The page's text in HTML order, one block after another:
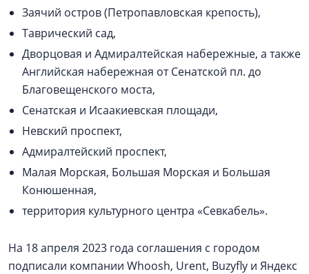
Заячий остров (Петропавловская крепость),
Таврический сад,
Дворцовая и Адмиралтейская набережные, а также
Английская набережная от Сенатской пл. до
Благовещенского моста,
Сенатская и Исаакиевская площади,
Невский проспект,
Адмиралтейский проспект,
Малая Морская, Большая Морская и Большая
Конюшенная,
территория культурного центра «Севкабель».
На 18 апреля 2023 года соглашения с городом
подписали компании Whoosh, Urent, Buzyfly и Яндекс